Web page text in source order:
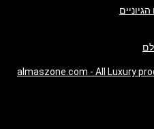
almaszone.com - All Luxury